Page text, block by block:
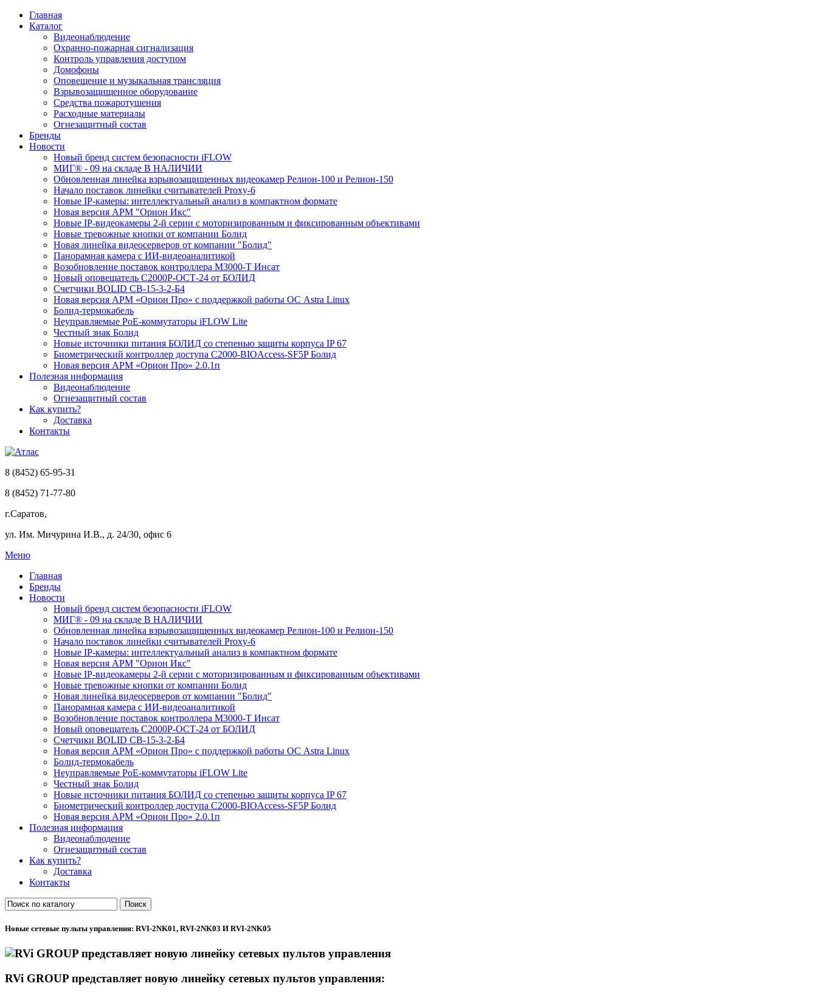
Главная
Каталог
Видеонаблюдение
Охранно-пожарная сигнализация
Контроль управления доступом
Домофоны
Оповещение и музыкальная трансляция
Взрывозащищенное оборудование
Средства пожаротушения
Расходные материалы
Огнезащитный состав
Бренды
Новости
Новый бренд систем безопасности iFLOW
МИГ® - 09 на складе В НАЛИЧИИ
Обновленная линейка взрывозащищенных видеокамер Релион-100 и Релион-150
Начало поставок линейки считывателей Proxy-6
Новые IP-камеры: интеллектуальный анализ в компактном формате
Новая версия АРМ "Орион Икс"
Новые IP-видеокамеры 2-й серии с моторизированным и фиксированным объективами
Новые тревожные кнопки от компании Болид
Новая линейка видеосерверов от компании "Болид"
Панорамная камера с ИИ-видеоаналитикой
Возобновление поставок контроллера М3000-Т Инсат
Новый оповещатель С2000Р-ОСТ-24 от БОЛИД
Счетчики BOLID СВ-15-3-2-Б4
Новая версия АРМ «Орион Про» с поддержкой работы ОС Astra Linux
Болид-термокабель
Неуправляемые PoE-коммутаторы iFLOW Lite
Честный знак Болид
Новые источники питания БОЛИД со степенью защиты корпуса IP 67
Биометрический контроллер доступа С2000-BIOAccess-SF5P Болид
Новая версия АРМ «Орион Про» 2.0.1п
Полезная информация
Видеонаблюдение
Огнезащитный состав
Как купить?
Доставка
Контакты
8 (8452) 65-95-31
8 (8452) 71-77-80
г.Саратов,
ул. Им. Мичурина И.В., д. 24/30, офис 6
Меню
Главная
Бренды
Новости
Новый бренд систем безопасности iFLOW
МИГ® - 09 на складе В НАЛИЧИИ
Обновленная линейка взрывозащищенных видеокамер Релион-100 и Релион-150
Начало поставок линейки считывателей Proxy-6
Новые IP-камеры: интеллектуальный анализ в компактном формате
Новая версия АРМ "Орион Икс"
Новые IP-видеокамеры 2-й серии с моторизированным и фиксированным объективами
Новые тревожные кнопки от компании Болид
Новая линейка видеосерверов от компании "Болид"
Панорамная камера с ИИ-видеоаналитикой
Возобновление поставок контроллера М3000-Т Инсат
Новый оповещатель С2000Р-ОСТ-24 от БОЛИД
Счетчики BOLID СВ-15-3-2-Б4
Новая версия АРМ «Орион Про» с поддержкой работы ОС Astra Linux
Болид-термокабель
Неуправляемые PoE-коммутаторы iFLOW Lite
Честный знак Болид
Новые источники питания БОЛИД со степенью защиты корпуса IP 67
Биометрический контроллер доступа С2000-BIOAccess-SF5P Болид
Новая версия АРМ «Орион Про» 2.0.1п
Полезная информация
Видеонаблюдение
Огнезащитный состав
Как купить?
Доставка
Контакты
Поиск
Новые сетевые пульты управления: RVI-2NK01, RVI-2NK03 И RVI-2NK05
RVi GROUP представляет новую линейку сетевых пультов управления: